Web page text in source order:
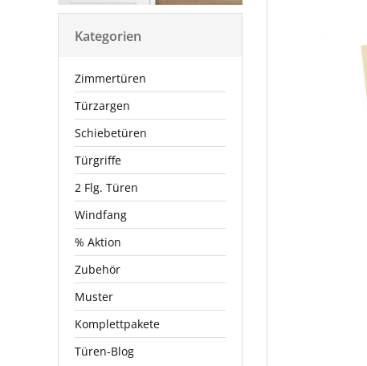
Kategorien
Zimmertüren
Türzargen
Schiebetüren
Türgriffe
2 Flg. Türen
Windfang
% Aktion
Zubehör
Muster
Komplettpakete
Türen-Blog